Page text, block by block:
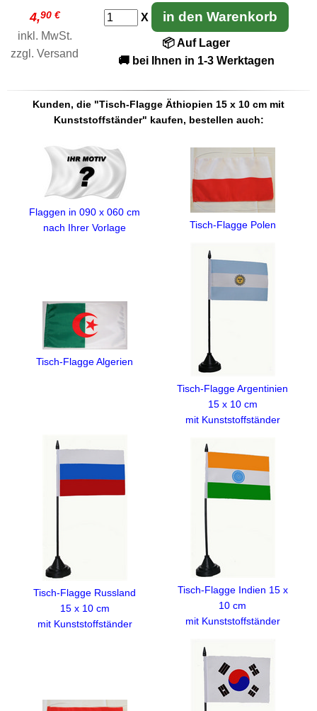
4,90 €
inkl. MwSt.
zzgl. Versand
X in den Warenkorb
📦 Auf Lager
🚚 bei Ihnen in 1-3 Werktagen
Kunden, die "Tisch-Flagge Äthiopien 15 x 10 cm mit
Kunststoffständer" kaufen, bestellen auch:
Flaggen in 090 x 060 cm
nach Ihrer Vorlage
Tisch-Flagge Polen
Tisch-Flagge Algerien
Tisch-Flagge Argentinien
15 x 10 cm
mit Kunststoffständer
Tisch-Flagge Russland
15 x 10 cm
mit Kunststoffständer
Tisch-Flagge Indien 15 x
10 cm
mit Kunststoffständer